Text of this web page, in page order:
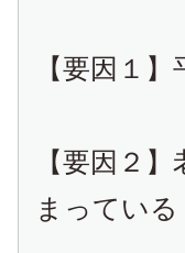
【要因１
【要因２
まっている